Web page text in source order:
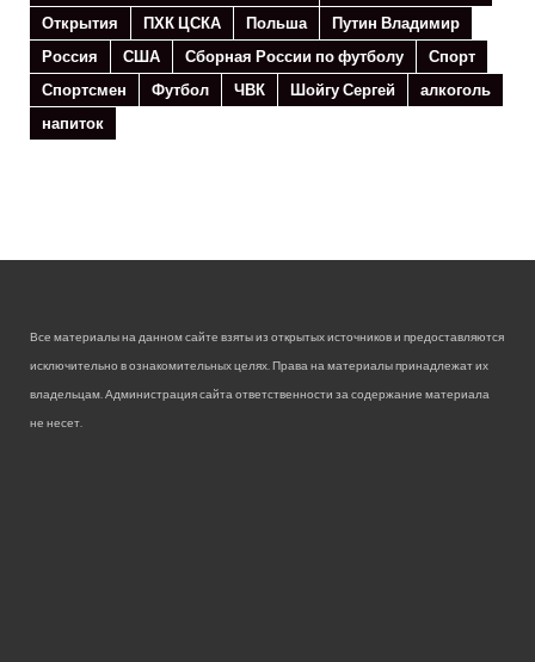
Открытия
ПХК ЦСКА Польша
Путин Владимир
Россия
США Сборная России по футболу
Спорт
Спортсмен
Футбол ЧВК Шойгу Сергей
алкоголь
напиток
Все материалы на данном сайте взяты из открытых источников и предоставляются
исключительно в ознакомительных целях. Права на материалы принадлежат их
владельцам. Администрация сайта ответственности за содержание материала
не несет.